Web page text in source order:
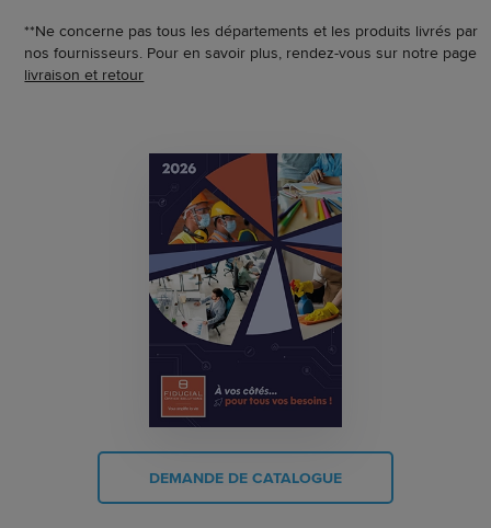
**Ne concerne pas tous les départements et les produits livrés par
nos fournisseurs. Pour en savoir plus, rendez-vous sur notre page
livraison et retour
DEMANDE DE CATALOGUE